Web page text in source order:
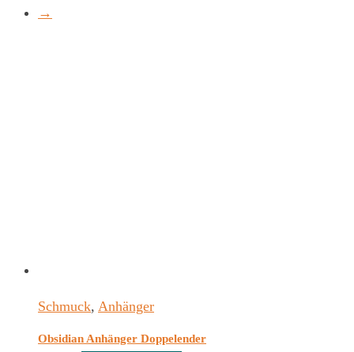
→
Schmuck, Anhänger
Obsidian Anhänger Doppelender